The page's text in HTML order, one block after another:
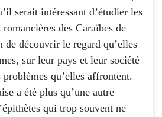
serait intéressant d’étudier les
des Caraïbes de
de découvrir le regard qu’elles
sur leur pays et leur société
problèmes qu’elles affrontent.
a été plus qu’une autre
qui trop souvent ne